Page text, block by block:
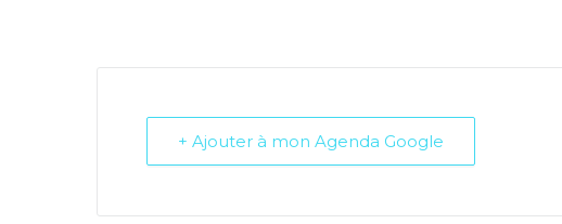
+ Ajouter à mon Agenda Google